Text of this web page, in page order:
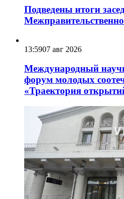
Подведены итоги
13:5907 авг 2026
Международный
форум молодых
«Траектория